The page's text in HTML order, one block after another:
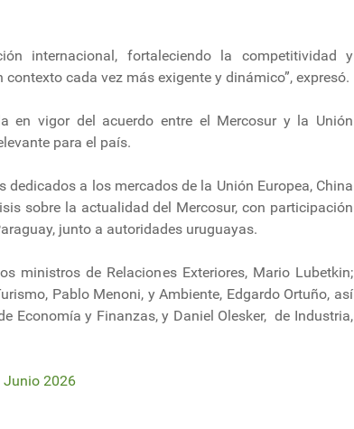
internacional, fortaleciendo la competitividad y
cada vez más exigente y dinámico”, expresó.
en vigor del acuerdo entre el Mercosur y la Unión
para el país.
a los mercados de la Unión Europea, China
sobre la actualidad del Mercosur, con participación
junto a autoridades uruguayas.
ministros de Relaciones Exteriores, Mario Lubetkin;
Pablo Menoni, y Ambiente, Edgardo Ortuño, así
Economía y Finanzas, y Daniel Olesker, de Industria,
Junio 2026